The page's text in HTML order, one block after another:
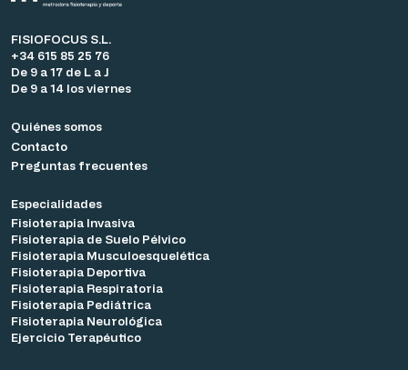
FISIOFOCUS S.L.
+34 615 85 25 76
De 9 a 17 de L a J
De 9 a 14 los viernes
Quiénes somos
Contacto
Preguntas frecuentes
Especialidades
Fisioterapia Invasiva
Fisioterapia de Suelo Pélvico
Fisioterapia Musculoesquelética
Fisioterapia Deportiva
Fisioterapia Respiratoria
Fisioterapia Pediátrica
Fisioterapia Neurológica
Ejercicio Terapéutico